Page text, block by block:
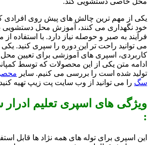
یکی از مهم ترین چالش های پیش روی افرادی
خود نگهداری می کنند، آموزش محل دستشویی
فرآیند به صبر و حوصله نیاز دارد. با استفاده
می توانید راحت تر این دوره را سپری کنید.
کاربردی، اسپری های آموزشی برای تعیین محل
ادامه متن یکی از این محصولات که توسط
تولید شده است را بررسی می کنیم. سایر
سگ را می توانید از وب سایت پت زیپ تهیه
ویژگی های اسپری تعلیم
:
این اسپری برای توله های همه نژاد ها قابل